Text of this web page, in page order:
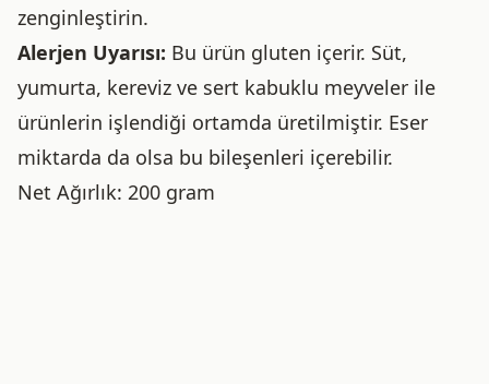
zenginleştirin.
Alerjen Uyarısı: Bu ürün gluten içerir. Süt,
yumurta, kereviz ve sert kabuklu meyveler ile
ürünlerin işlendiği ortamda üretilmiştir. Eser
miktarda da olsa bu bileşenleri içerebilir.
Net Ağırlık: 200 gram